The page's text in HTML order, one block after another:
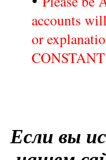
accounts
or
Если вы